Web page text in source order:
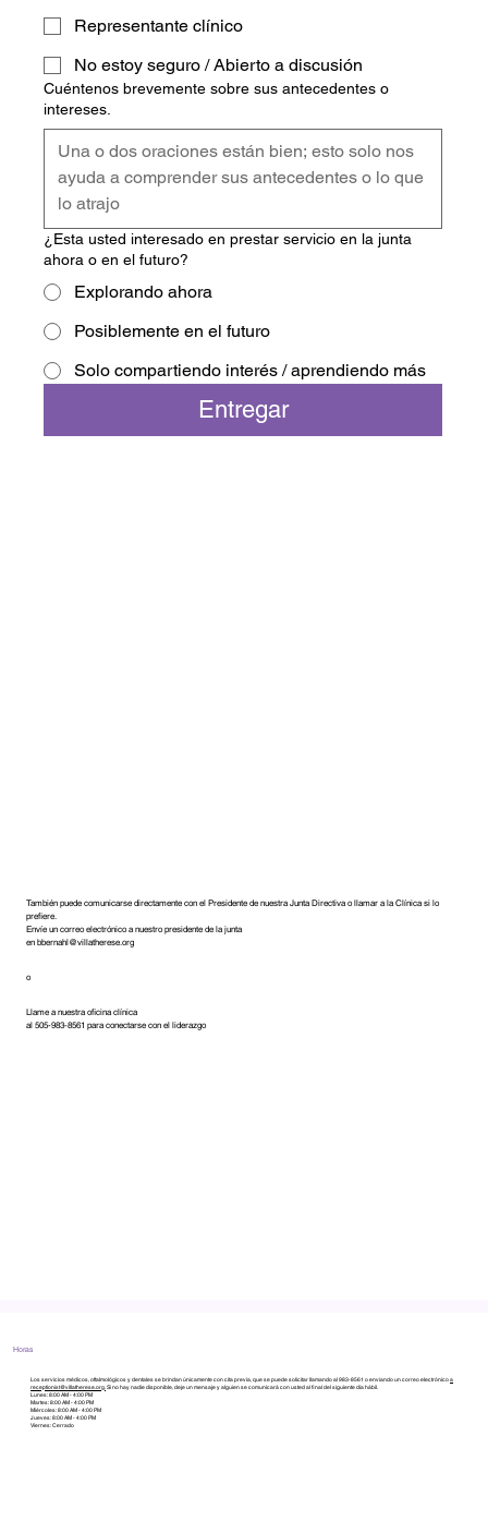
Representante clínico
No estoy seguro / Abierto a discusión
Cuéntenos brevemente sobre sus antecedentes o
intereses.
¿Esta usted interesado en prestar servicio en la junta
ahora o en el futuro?
Explorando ahora
Posiblemente en el futuro
Solo compartiendo interés / aprendiendo más
Entregar
También puede comunicarse directamente con el Presidente de nuestra Junta Directiva o llamar a la Clínica si lo
prefiere.
Envíe un correo electrónico a nuestro presidente de la junta
en bbernahl@villatherese.org
o
Llame a nuestra oficina clínica
al 505-983-8561 para conectarse con el liderazgo
Horas
Los servicios médicos, oftalmológicos y dentales se brindan únicamente con cita previa, que se puede solicitar llamando al 983-8561 o enviando un correo electrónicoa
receptionist@villatherese.org. Si no hay nadie disponible, deje un mensaje y alguien se comunicará con usted al final del siguiente día hábil.
Lunes: 8:00 AM - 4:00 PM
Martes: 8:00 AM - 4:00 PM
Miércoles: 8:00 AM - 4:00 PM
Jueves: 8:00 AM - 4:00 PM
Viernes: Cerrado